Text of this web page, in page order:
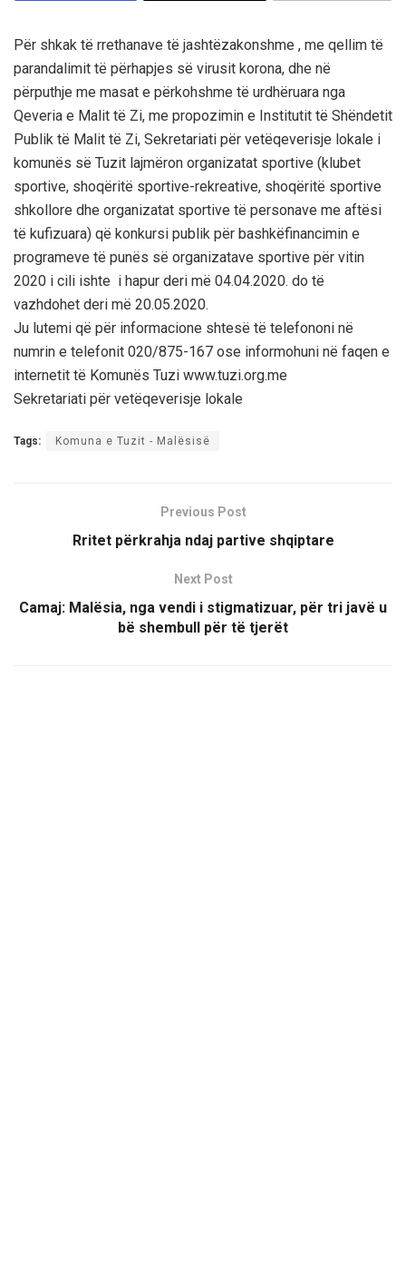
Për shkak të rrethanave të jashtëzakonshme , me qellim të
parandalimit të përhapjes së virusit korona, dhe në
përputhje me masat e përkohshme të urdhëruara nga
Qeveria e Malit të Zi, me propozimin e Institutit të Shëndetit
Publik të Malit të Zi, Sekretariati për vetëqeverisje lokale i
komunës së Tuzit lajmëron organizatat sportive (klubet
sportive, shoqëritë sportive-rekreative, shoqëritë sportive
shkollore dhe organizatat sportive të personave me aftësi
të kufizuara) që konkursi publik për bashkëfinancimin e
programeve të punës së organizatave sportive për vitin
2020 i cili ishte i hapur deri më 04.04.2020. do të
vazhdohet deri më 20.05.2020.
Ju lutemi që për informacione shtesë të telefononi në
numrin e telefonit 020/875-167 ose informohuni në faqen e
internetit të Komunës Tuzi www.tuzi.org.me
Sekretariati për vetëqeverisje lokale
Tags: Komuna e Tuzit - Malësisë
Previous Post
Rritet përkrahja ndaj partive shqiptare
Next Post
Camaj: Malësia, nga vendi i stigmatizuar, për tri javë u
bë shembull për të tjerët